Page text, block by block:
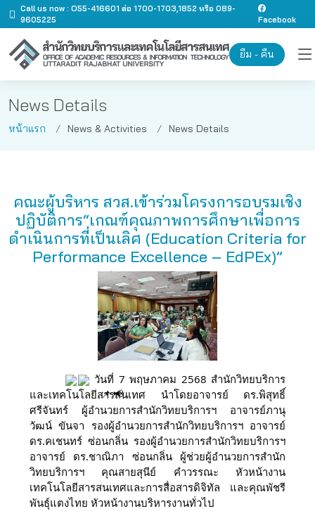
Call us now : O55-416601 ต่อ 1700-1703,1852 หรือ 089-
9605225
Facebook
ยืม - คืน
News Details
หน้าแรก News & Activities News Details
คณะผู้บริหาร สวส.เข้าร่วมโครงการอบรมเชิง
ปฏิบัติการ“เกณฑ์คุณภาพการศึกษาเพื่อการ
ดำเนินการที่เป็นเลิศ (Education Criteria for
Performance Excellence – EdPEx)”
วันที่ 7 พฤษภาคม 2568 สำนักวิทยบริการ
และเทคโนโลยีสารสนเทศ นำโดยอาจารย์ ดร.พิสุทธิ์
ศรีจันทร์ ผู้อำนวยการสำนักวิทยบริการฯ อาจารย์ภานุ
วัฒน์ ขันจา รองผู้อำนวยการสำนักวิทยบริการฯ อาจารย์
ดร.คเชนทร์ ซ่อนกลิ่น รองผู้อำนวยการสำนักวิทยบริการฯ
อาจารย์ ดร.ชาณิภา ซ่อนกลิ่น ผู้ช่วยผู้อำนวยการสำนัก
วิทยบริการฯ คุณสายสุนีย์ คำวรรณะ หัวหน้างาน
เทคโนโลยีสารสนเทศและการสื่อสารดิจิทัล และคุณพัชรี
พันธุ์แตงไทย หัวหน้างานบริหารงานทั่วไป